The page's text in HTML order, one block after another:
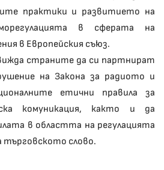
практики и развитието на
в сферата на
в Европейския съюз.
страните да си партнират
на Закона за радиото и
етични правила за
комуникация, както и да
в областта на регулацията
търговското слово.